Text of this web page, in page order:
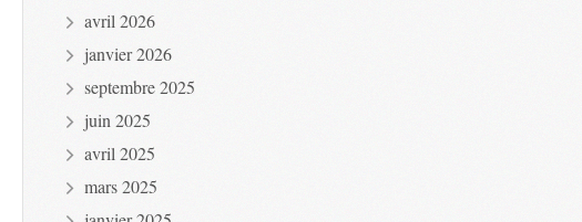
avril 2026
janvier 2026
septembre 2025
juin 2025
avril 2025
mars 2025